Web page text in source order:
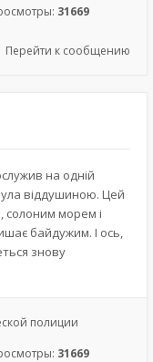
31669
Перейти к сообщению
на одній
віддушиною. Цей
солоним морем і
байдужим. І ось,
знову
полиции
31669